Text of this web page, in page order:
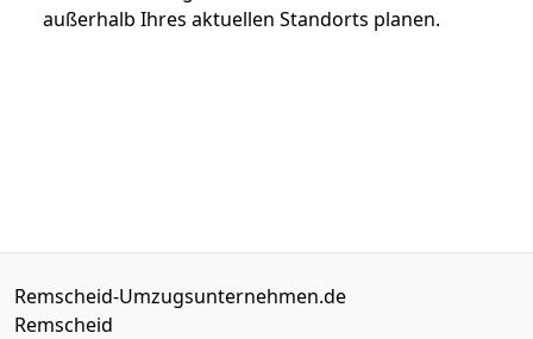
außerhalb Ihres aktuellen Standorts planen.
Remscheid-Umzugsunternehmen.de
Remscheid